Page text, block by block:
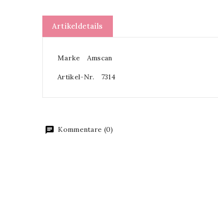
Artikeldetails
Marke Amscan
Artikel-Nr. 7314
Kommentare (0)